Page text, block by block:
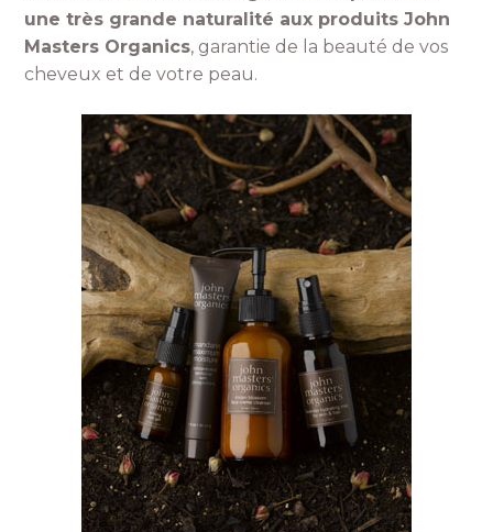
une très grande naturalité aux produits John
Masters Organics, garantie de la beauté de vos
cheveux et de votre peau.